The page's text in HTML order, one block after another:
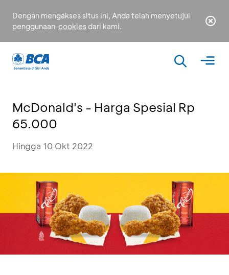
Dengan mengakses situs ini, Anda telah menyetujui
penggunaan cookies dari kami.
McDonald's - Harga Spesial Rp
65.000
Hingga 10 Okt 2022